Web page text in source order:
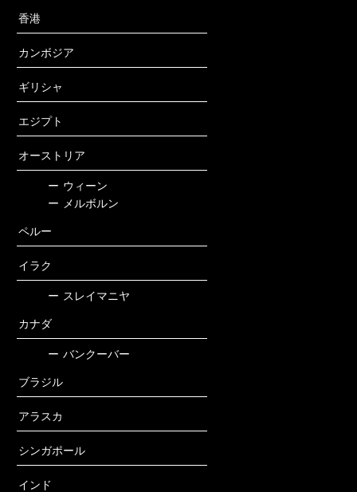
香港
カンボジア
ギリシャ
エジプト
オーストリア
ー ウィーン
ー
メルボルン
ペルー
イラク
ー スレイマニヤ
カナダ
ー バンクーバー
ブラジル
アラスカ
シンガポール
インド